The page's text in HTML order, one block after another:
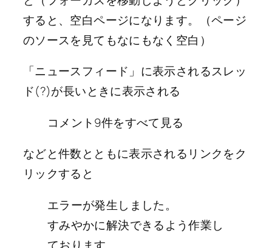
すると、空白ページになります。（ページ
のソースを見てもなにもなく空白）
「ニュースフィード」に表示されるスレッ
ド(?)が長いときに表示される
コメント9件をすべて見る
などと件数とともに表示されるリンクをク
リックすると
エラーが発生しました。
すみやかに解決できるよう作業し